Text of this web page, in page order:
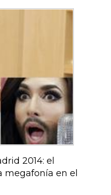
2014: el
en el